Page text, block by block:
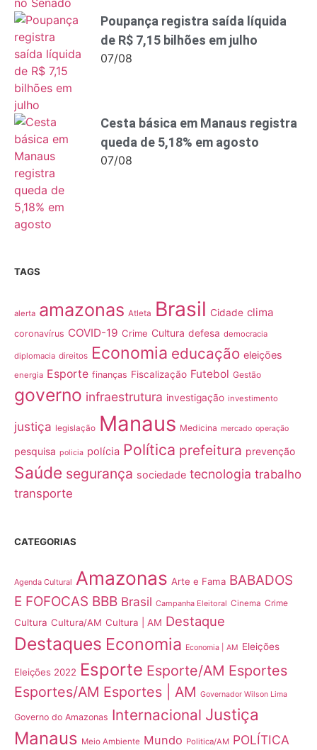
Poupança registra saída líquida
de R$ 7,15 bilhões em julho
07/08
Cesta básica em Manaus registra
queda de 5,18% em agosto
07/08
TAGS
alerta amazonas Atleta Brasil Cidade clima
coronavírus COVID-19 Crime Cultura defesa democracia
diplomacia direitos Economia educação eleições
energia Esporte finanças Fiscalização Futebol Gestão
governo infraestrutura investigação investimento
justiça legislação Manaus Medicina mercado operação
pesquisa policia polícia Política prefeitura prevenção
Saúde segurança sociedade tecnologia trabalho
transporte
CATEGORIAS
Agenda Cultural Amazonas Arte e Fama BABADOS
E FOFOCAS BBB Brasil Campanha Eleitoral Cinema Crime
Cultura Cultura/AM Cultura | AM Destaque
Destaques Economia Economia | AM Eleições
Eleições 2022 Esporte Esporte/AM Esportes
Esportes/AM Esportes | AM Governador Wilson Lima
Governo do Amazonas Internacional Justiça
Manaus Meio Ambiente Mundo Politica/AM POLÍTICA